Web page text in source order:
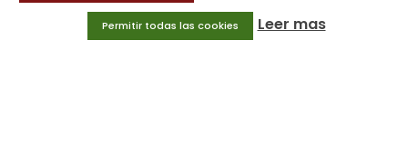
Permitir todas las cookies Leer mas